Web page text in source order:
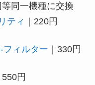
同一機種に交換
ティ ｜220円
フィルター ｜330円
550円